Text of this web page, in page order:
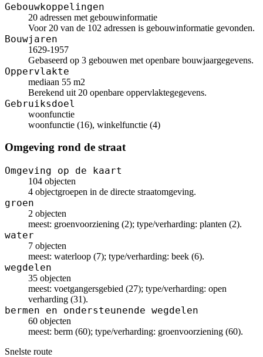
Gebouwkoppelingen
20 adressen met gebouwinformatie
Voor 20 van de 102 adressen is gebouwinformatie gevonden.
Bouwjaren
1629-1957
Gebaseerd op 3 gebouwen met openbare bouwjaargegevens.
Oppervlakte
mediaan 55 m2
Berekend uit 20 openbare oppervlaktegegevens.
Gebruiksdoel
woonfunctie
woonfunctie (16), winkelfunctie (4)
Omgeving rond de straat
Omgeving op de kaart
104 objecten
4 objectgroepen in de directe straatomgeving.
groen
2 objecten
meest: groenvoorziening (2); type/verharding: planten (2).
water
7 objecten
meest: waterloop (7); type/verharding: beek (6).
wegdelen
35 objecten
meest: voetgangersgebied (27); type/verharding: open
verharding (31).
bermen en ondersteunende wegdelen
60 objecten
meest: berm (60); type/verharding: groenvoorziening (60).
Snelste route